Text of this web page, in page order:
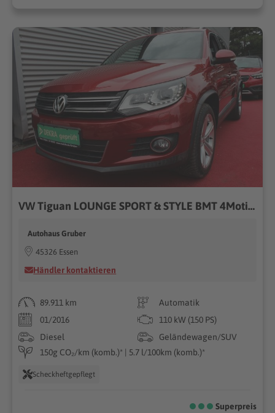
VW Tiguan LOUNGE SPORT & STYLE BMT 4Motion NAVI AHK
Autohaus Gruber
45326 Essen
Händler kontaktieren
89.911 km
Automatik
01/2016
110 kW (150 PS)
Diesel
Geländewagen/SUV
150g CO₂/km (komb.)* | 5.7 l/100km (komb.)*
Scheckheftgepflegt
Superpreis